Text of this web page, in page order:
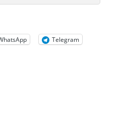
Telegram